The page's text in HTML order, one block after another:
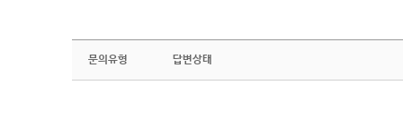
문의유형 답변상태